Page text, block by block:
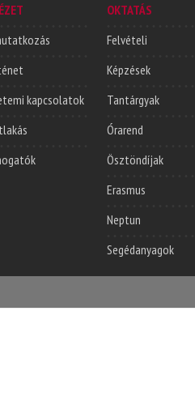
kapcsolatok
OKTATÁS
Felvételi
Képzések
Tantárgyak
Órarend
Ösztöndíjak
Erasmus
Neptun
Segédanyagok